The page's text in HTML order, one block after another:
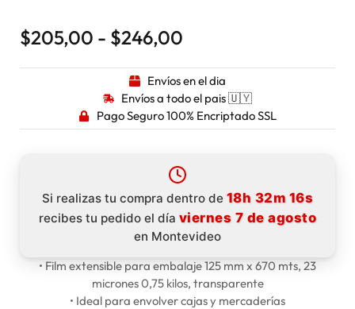
$205,00 - $246,00
Envíos en el dia
Envíos a todo el pais 🇺🇾
Pago Seguro 100% Encriptado SSL
Si realizas tu compra dentro de 18h 32m 16s
recibes tu pedido el día viernes 7 de agosto
en Montevideo
• Film extensible para embalaje 125 mm x 670 mts, 23
micrones 0,75 kilos, transparente
• Ideal para envolver cajas y mercaderías